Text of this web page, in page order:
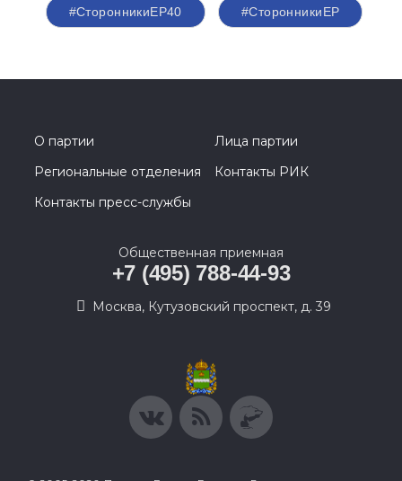
#СторонникиЕР40 #СторонникиЕР
О партии
Лица партии
Региональные отделения
Контакты РИК
Контакты пресс-службы
Общественная приемная
+7 (495) 788-44-93
Москва, Кутузовский проспект, д. 39